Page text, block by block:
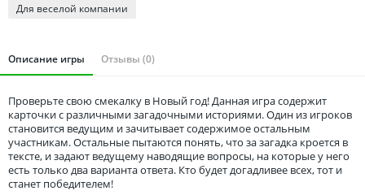
Ульяновская область
Для веселой компании
Описание игры Отзывы (0)
Проверьте свою смекалку в Новый год! Данная игра содержит
карточки с различными загадочными историями. Один из игроков
становится ведущим и зачитывает содержимое остальным
участникам. Остальные пытаются понять, что за загадка кроется в
тексте, и задают ведущему наводящие вопросы, на которые у него
есть только два варианта ответа. Кто будет догадливее всех, тот и
станет победителем!